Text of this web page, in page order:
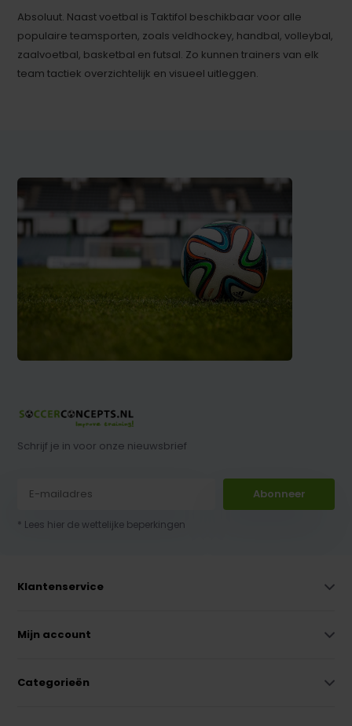
Absoluut. Naast voetbal is Taktifol beschikbaar voor alle
populaire teamsporten, zoals veldhockey, handbal, volleybal,
zaalvoetbal, basketbal en futsal. Zo kunnen trainers van elk
team tactiek overzichtelijk en visueel uitleggen.
Schrijf je in voor onze nieuwsbrief
Abonneer
* Lees hier de wettelijke beperkingen
Klantenservice
Mijn account
Categorieën